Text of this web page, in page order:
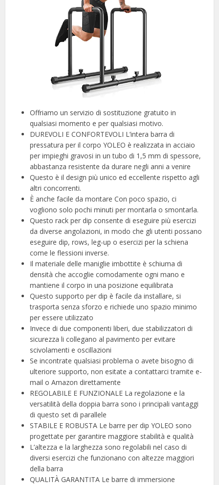
Offriamo un servizio di sostituzione gratuito in
qualsiasi momento e per qualsiasi motivo.
DUREVOLI E CONFORTEVOLI L’intera barra di
pressatura per il corpo YOLEO è realizzata in acciaio
per impieghi gravosi in un tubo di 1,5 mm di spessore,
abbastanza resistente da durare negli anni a venire
Questo è il design più unico ed eccellente rispetto agli
altri concorrenti.
È anche facile da montare Con poco spazio, ci
vogliono solo pochi minuti per montarla o smontarla.
Questo rack per dip consente di eseguire più esercizi
da diverse angolazioni, in modo che gli utenti possano
eseguire dip, rows, leg-up o esercizi per la schiena
come le flessioni inverse.
Il materiale delle maniglie imbottite è schiuma di
densità che accoglie comodamente ogni mano e
mantiene il corpo in una posizione equilibrata
Questo supporto per dip è facile da installare, si
trasporta senza sforzo e richiede uno spazio minimo
per essere utilizzato
Invece di due componenti liberi, due stabilizzatori di
sicurezza li collegano al pavimento per evitare
scivolamenti e oscillazioni
Se incontrate qualsiasi problema o avete bisogno di
ulteriore supporto, non esitate a contattarci tramite e-
mail o Amazon direttamente
REGOLABILE E FUNZIONALE La regolazione e la
versatilità della doppia barra sono i principali vantaggi
di questo set di parallele
STABILE E ROBUSTA Le barre per dip YOLEO sono
progettate per garantire maggiore stabilità e qualità
L’altezza e la larghezza sono regolabili nel caso di
diversi esercizi che funzionano con altezze maggiori
della barra
QUALITÀ GARANTITA Le barre di immersione